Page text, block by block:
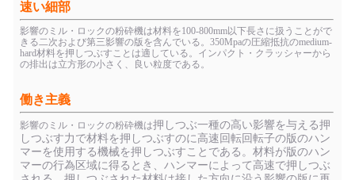
速い細部
影響のミル・ロックの粉砕機は材料を100-800mm以下長さに扱うことがで
きる二次および第三影響の版を含んでいる。350Mpaの圧縮抵抗のmedium-
hard材料を押しつぶすことは適している。インパクト・クラッシャーから
の排出は立方形の小さく、良い粒度である。
働き主義
影響のミル・ロックの粉砕機は押しつぶ一種の高い影響を与える押
しつぶす力で材料を押しつぶすのに高速回転回転子の版のハン
マーを使用する機械を押しつぶすことである。材料が版のハン
マーの行為区域に得るとき、ハンマーによって高速で押しつぶ